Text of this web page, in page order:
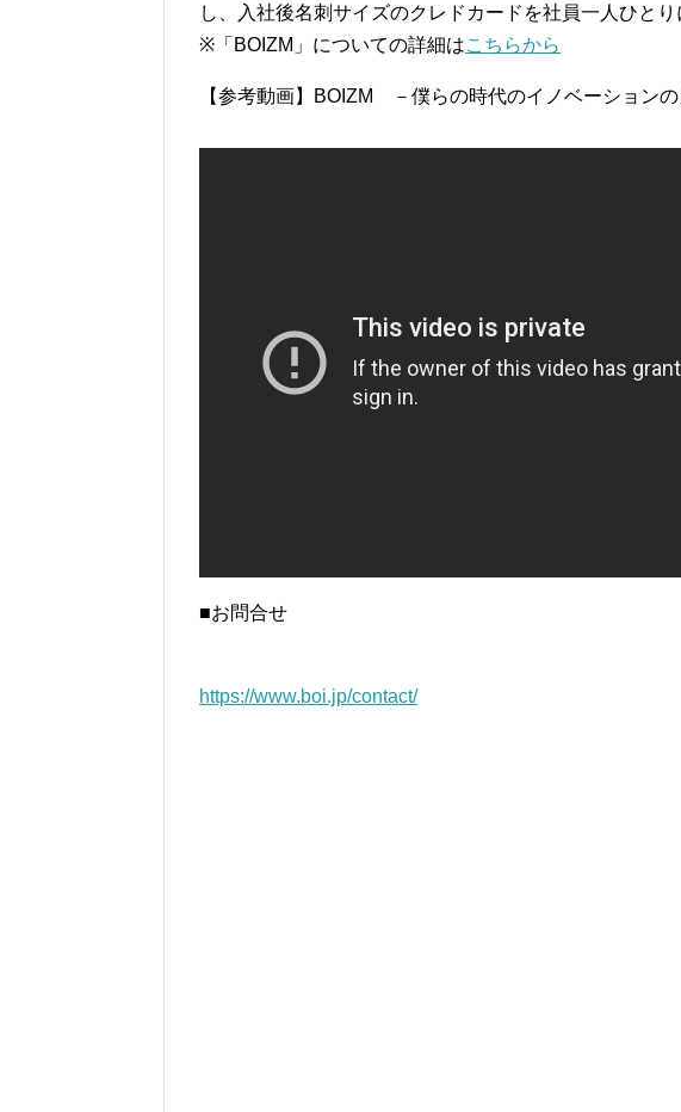
し、入社後名刺サイズのクレドカードを社員一人ひとり
※「BOIZM」についての詳細はこちらから
【参考動画】BOIZM －僕らの時代のイノベーション
■お問合せ
https://www.boi.jp/contact/